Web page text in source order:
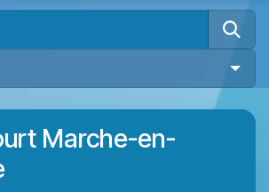
Marche-en-